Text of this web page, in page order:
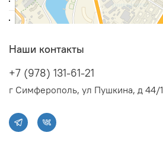
Наши контакты
+7 (978) 131-61-21
г Симферополь, ул Пушкина, д 44/1